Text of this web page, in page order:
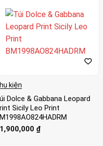
kiện
Dolce & Gabbana Leopard
Sicily Leo Print
₫